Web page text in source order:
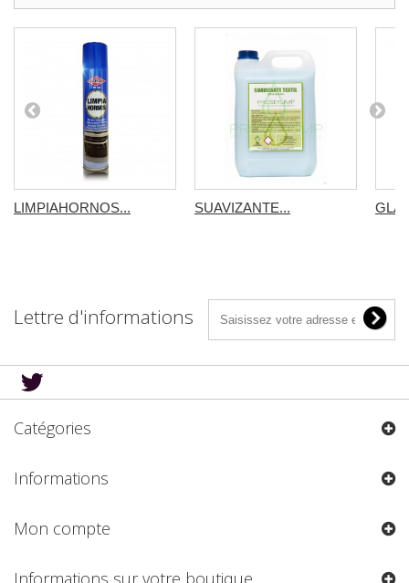
LIMPIAHORNOS... SUAVIZANTE...
Lettre d'informations
Catégories
Informations
Mon compte
Informations sur votre boutique